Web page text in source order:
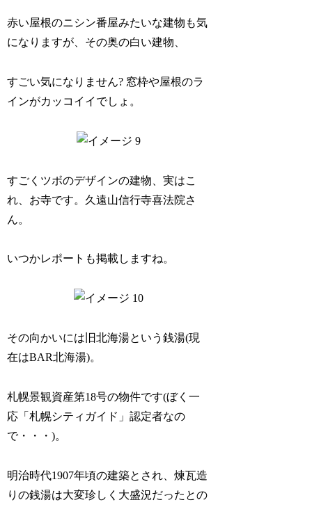
赤い屋根のニシン番屋みたいな建物も気
になりますが、その奥の白い建物、
すごい気になりません? 窓枠や屋根のラ
インがカッコイイでしょ。
すごくツボのデザインの建物、実はこ
れ、お寺です。久遠山信行寺喜法院さ
ん。
いつかレポートも掲載しますね。
その向かいには旧北海湯という銭湯(現
在はBAR北海湯)。
札幌景観資産第18号の物件です(ぼく一
応「札幌シティガイド」認定者なの
で・・・)。
明治時代1907年頃の建築とされ、煉瓦造
りの銭湯は大変珍しく大盛況だったとの